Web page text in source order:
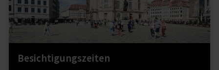
Besichtigungszeiten